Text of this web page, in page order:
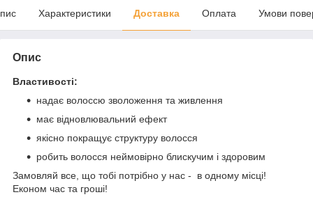
Характеристики Доставка Оплата Умови
Опис
Властивості:
надає волоссю зволоження та живлення
має відновлювальний ефект
якісно покращує структуру волосся
робить волосся неймовірно блискучим і здоровим
Замовляй все, що тобі потрібно у нас - в одному місці!
Економ час та гроші!